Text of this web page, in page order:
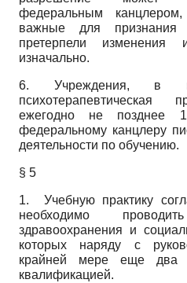
федеральным
важные для признания
претерпели изменения
изначально.
6. Учреждения, в
психотерапевтическая
ежегодно не позднее
федеральному канцлеру
деятельности по обучению.
§ 5
1. Учебную практику
необходимо
здравоохранения и
которых наряду с
крайней мере еще два
квалификацией.